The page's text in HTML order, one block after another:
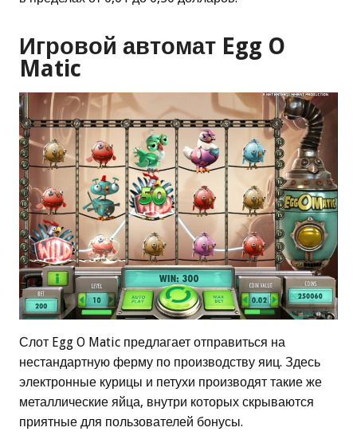
Игровой автомат Egg O
Matic
Слот Egg O Matic предлагает отправиться на
нестандартную ферму по производству яиц. Здесь
электронные курицы и петухи производят такие же
металлические яйца, внутри которых скрываются
приятные для пользователей бонусы.